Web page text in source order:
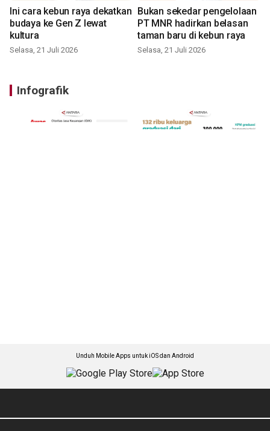
Ini cara kebun raya dekatkan
budaya ke Gen Z lewat
kultura
Selasa, 21 Juli 2026
Bukan sekedar pengelolaan
PT MNR hadirkan belasan
taman baru di kebun raya
Selasa, 21 Juli 2026
Infografik
Unduh Mobile Apps untuk iOS dan Android